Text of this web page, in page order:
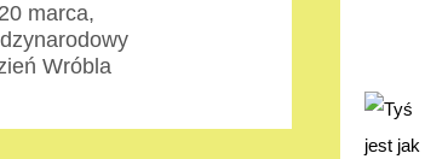
20 marca,
Wróbla